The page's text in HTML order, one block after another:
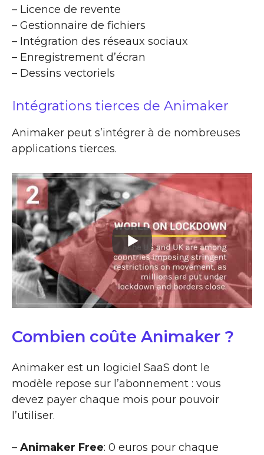
– Licence de revente
– Gestionnaire de fichiers
– Intégration des réseaux sociaux
– Enregistrement d’écran
– Dessins vectoriels
Intégrations tierces de Animaker
Animaker peut s’intégrer à de nombreuses
applications tierces.
Combien coûte Animaker ?
Animaker est un logiciel SaaS dont le
modèle repose sur l’abonnement : vous
devez payer chaque mois pour pouvoir
l’utiliser.
– Animaker Free: 0 euros pour chaque